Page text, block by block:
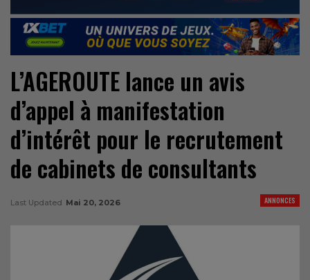
L’AGEROUTE lance un avis
d’appel à manifestation
d’intérêt pour le recrutement
de cabinets de consultants
ANNONCES
Last Updated Mai 20, 2026